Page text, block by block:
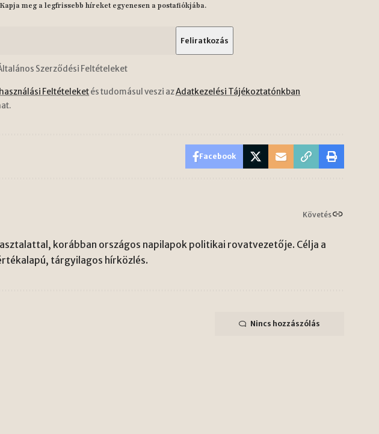
meg a legfrissebb híreket egyenesen a postafiókjába.
Szerződési Feltételeket
Feltételeketés tudomásul veszi azAdatkezelési Tájékoztatónkban
Facebook
Követés
korábban országos napilapok politikai rovatvezetője. Célja a
tárgyilagos hírközlés.
Nincs hozzászólás